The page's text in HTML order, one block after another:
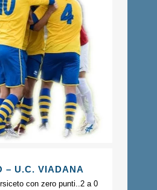
– U.C. VIADANA
con zero punti..2 a 0